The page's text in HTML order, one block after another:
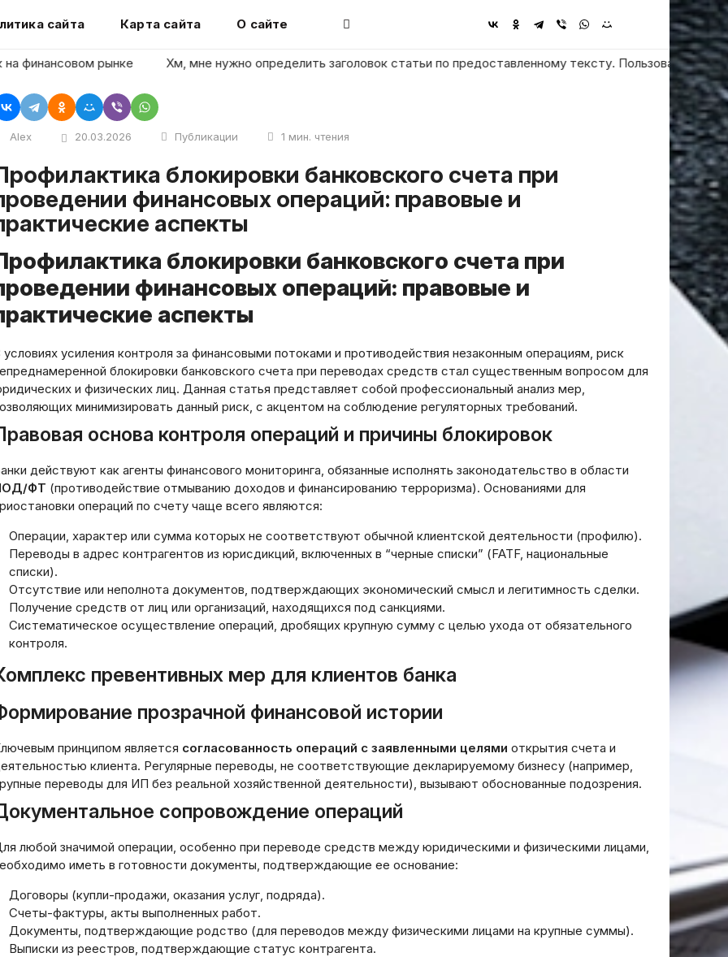
сайта Карта сайта О сайте
рынке Хм, мне нужно определить заголовок статьи по предоставленному тексту. Пользователь
Alex 20.03.2026 Публикации 1 мин. чтения
счета при
финансовых операций: правовые и
аспекты
блокировки банковского счета при
финансовых операций: правовые и
аспекты
условиях усиления контроля за финансовыми потоками и противодействия незаконным операциям, риск
блокировки банковского счета при переводах средств стал существенным вопросом для
и физических лиц. Данная статья представляет собой профессиональный анализ мер,
минимизировать данный риск, с акцентом на соблюдение регуляторных требований.
основа контроля операций и причины блокировок
действуют как агенты финансового мониторинга, обязанные исполнять законодательство в области
ФТ (противодействие отмыванию доходов и финансированию терроризма). Основаниями для
операций по счету чаще всего являются:
Операции, характер или сумма которых не соответствуют обычной клиентской деятельности (профилю).
Переводы в адрес контрагентов из юрисдикций, включенных в “черные списки” (FATF, национальные
списки).
Отсутствие или неполнота документов, подтверждающих экономический смысл и легитимность сделки.
Получение средств от лиц или организаций, находящихся под санкциями.
Систематическое осуществление операций, дробящих крупную сумму с целью ухода от обязательного
контроля.
превентивных мер для клиентов банка
прозрачной финансовой истории
принципом является согласованность операций с заявленными целями открытия счета и
клиента. Регулярные переводы, не соответствующие декларируемому бизнесу (например,
переводы для ИП без реальной хозяйственной деятельности), вызывают обоснованные подозрения.
сопровождение операций
любой значимой операции, особенно при переводе средств между юридическими и физическими лицами,
иметь в готовности документы, подтверждающие ее основание:
Договоры (купли-продажи, оказания услуг, подряда).
Счеты-фактуры, акты выполненных работ.
Документы, подтверждающие родство (для переводов между физическими лицами на крупные суммы).
Выписки из реестров, подтверждающие статус контрагента.